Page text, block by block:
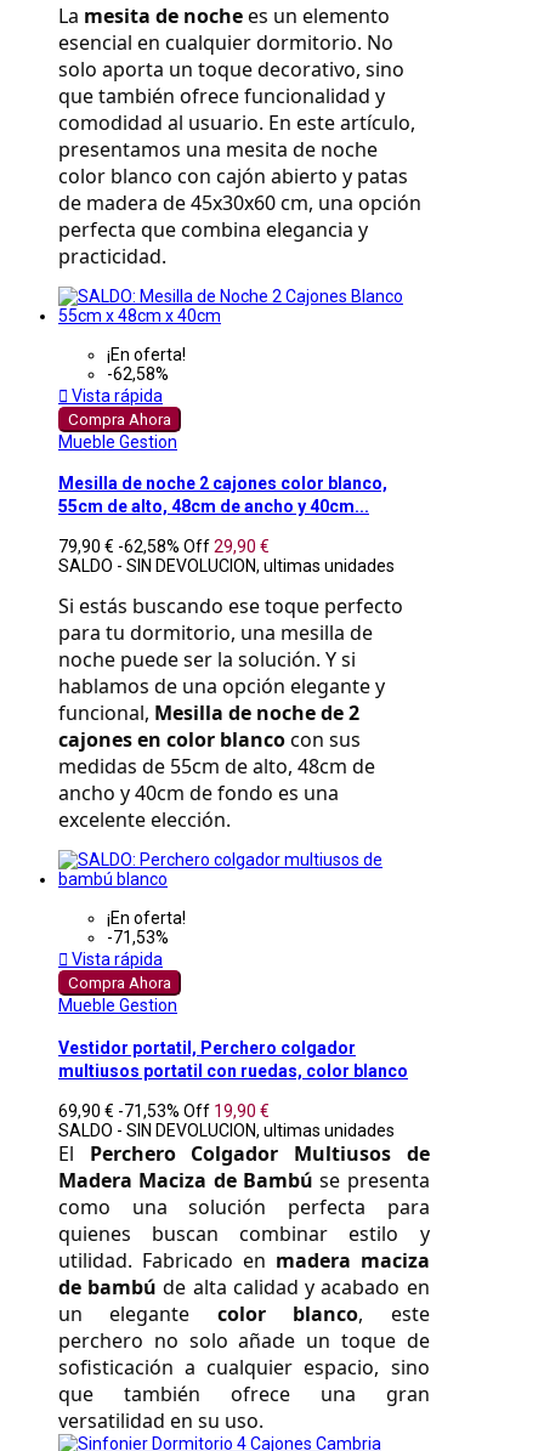
La mesita de noche es un elemento
esencial en cualquier dormitorio. No
solo aporta un toque decorativo, sino
que también ofrece funcionalidad y
comodidad al usuario. En este artículo,
presentamos una mesita de noche
color blanco con cajón abierto y patas
de madera de 45x30x60 cm, una opción
perfecta que combina elegancia y
practicidad.
¡En oferta!
-62,58%
 Vista rápida
Compra Ahora
Mueble Gestion
Mesilla de noche 2 cajones color blanco,
55cm de alto, 48cm de ancho y 40cm...
79,90 € -62,58% Off29,90 €
SALDO - SIN DEVOLUCION, ultimas unidades
Si estás buscando ese toque perfecto
para tu dormitorio, una mesilla de
noche puede ser la solución. Y si
hablamos de una opción elegante y
funcional, Mesilla de noche de 2
cajones en color blanco con sus
medidas de 55cm de alto, 48cm de
ancho y 40cm de fondo es una
excelente elección.
¡En oferta!
-71,53%
 Vista rápida
Compra Ahora
Mueble Gestion
Vestidor portatil, Perchero colgador
multiusos portatil con ruedas, color blanco
69,90 € -71,53% Off 19,90 €
SALDO - SIN DEVOLUCION, ultimas unidades
El Perchero Colgador Multiusos de
Madera Maciza de Bambú se presenta
como una solución perfecta para
quienes buscan combinar estilo y
utilidad. Fabricado en madera maciza
de bambú de alta calidad y acabado en
un elegante color blanco, este
perchero no solo añade un toque de
sofisticación a cualquier espacio, sino
que también ofrece una gran
versatilidad en su uso.